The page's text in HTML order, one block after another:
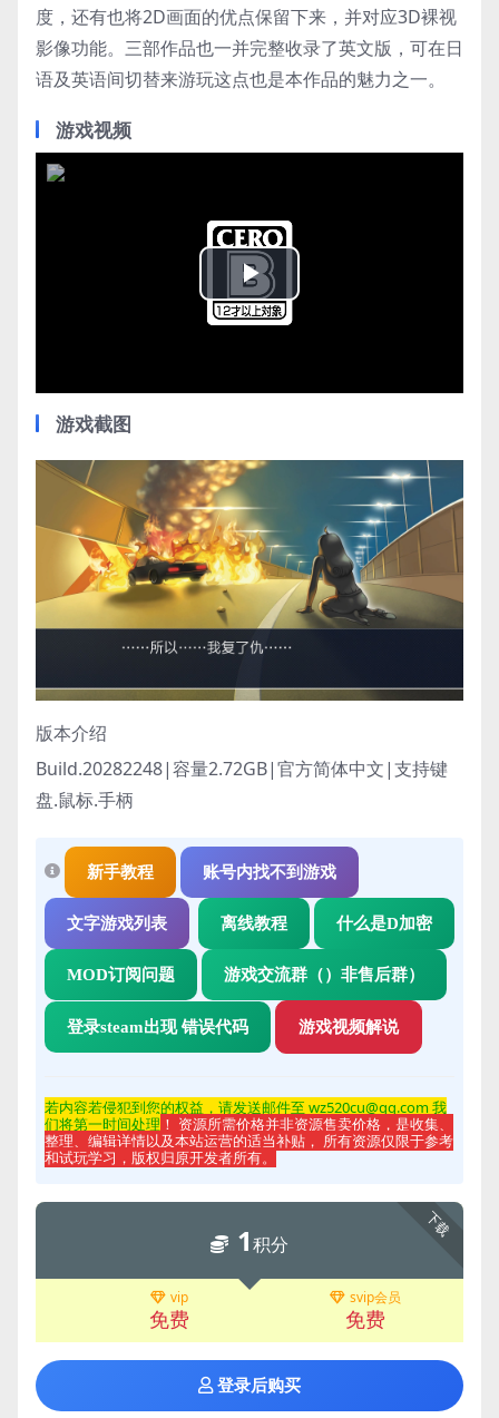
度，还有也将2D画面的优点保留下来，并对应3D裸视
影像功能。三部作品也一并完整收录了英文版，可在日
语及英语间切替来游玩这点也是本作品的魅力之一。
游戏视频
Play
游戏截图
版本介绍
Build.20282248|容量2.72GB|官方简体中文|支持键
盘.鼠标.手柄
新手教程 账号内找不到游戏
文字游戏列表 离线教程 什么是D加密
MOD订阅问题 游戏交流群（）非售后群）
登录steam出现 错误代码 游戏视频解说
若内容若侵犯到您的权益，请发送邮件至 wz520cu@qq.com 我
们将第一时间处理 ！ 资源所需价格并非资源售卖价格，是收集、
整理、编辑详情以及本站运营的适当补贴， 所有资源仅限于参考
和试玩学习，版权归原开发者所有。
下载
1积分
vip
免费
svip会员
免费
登录后购买